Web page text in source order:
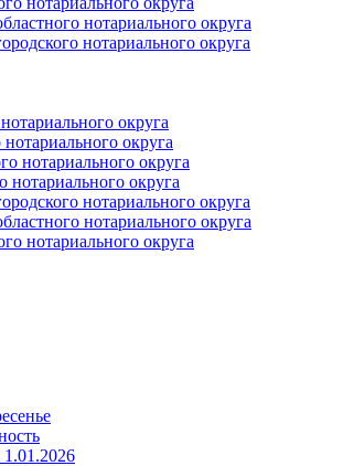
нотариального округа
нотариального округа
округа
округа
нотариального округа
нотариального округа
нотариального округа
нотариального округа
нотариального округа